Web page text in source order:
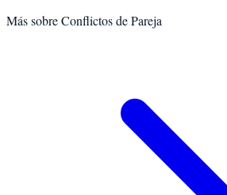
Más sobreConflictos de Pareja